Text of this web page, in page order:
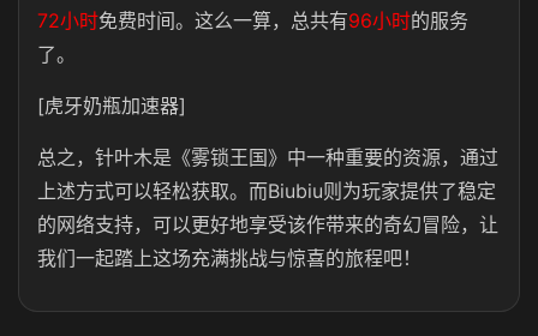
72小时免费时间。这么一算，总共有96小时的服务
了。
[虎牙奶瓶加速器]
总之，针叶木是《雾锁王国》中一种重要的资源，通过
上述方式可以轻松获取。而Biubiu则为玩家提供了稳定
的网络支持，可以更好地享受该作带来的奇幻冒险，让
我们一起踏上这场充满挑战与惊喜的旅程吧！